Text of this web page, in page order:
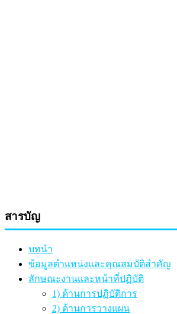
สารบัญ
บทนำ
ข้อมูลตำแหน่งและคุณสมบัติสำคัญ
ลักษณะงานและหน้าที่ปฏิบัติ
1) ด้านการปฏิบัติการ
2) ด้านการวางแผน